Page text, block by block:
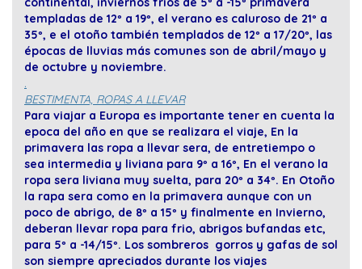
templadas de 12º a 19º, el verano es caluroso de 21º a
35º, e el otoño también templados de 12º a 17/20º, las
épocas de lluvias más comunes son de abril/mayo y
de octubre y noviembre.
.
BESTIMENTA, ROPAS A LLEVAR
Para viajar a Europa es importante tener en cuenta la
epoca del año en que se realizara el viaje, En la
primavera las ropa a llevar sera, de entretiempo o
sea intermedia y liviana para 9º a 16º, En el verano la
ropa sera liviana muy suelta, para 20º a 34º. En Otoño
la rapa sera como en la primavera aunque con un
poco de abrigo, de 8º a 15º y finalmente en Invierno,
deberan llevar ropa para frio, abrigos bufandas etc,
para 5º a -14/15º. Los sombreros gorros y gafas de sol
son siempre apreciados durante los viajes